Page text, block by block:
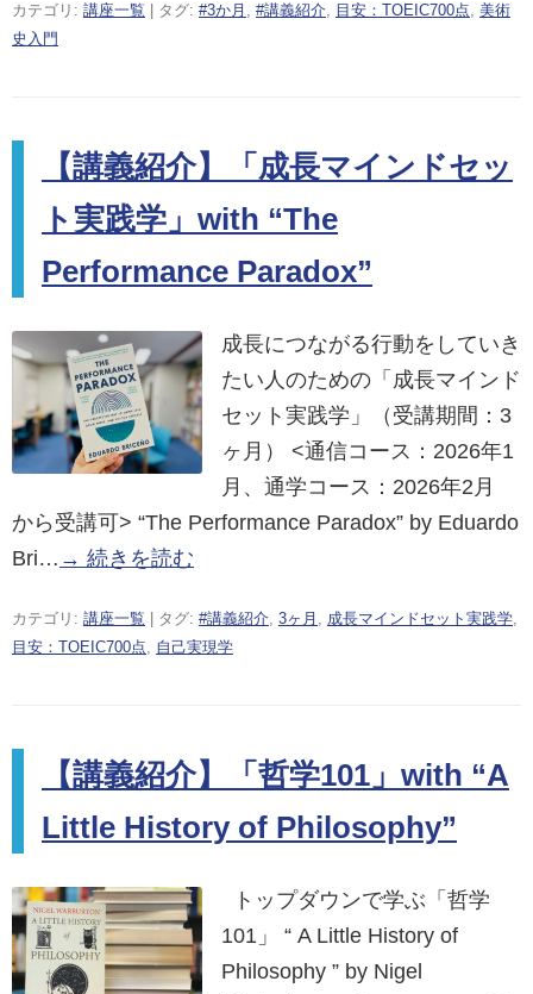
カテゴリ: 講座一覧 | タグ: #3か月 , #講義紹介, 目安：TOEIC700点, 美術
史入門
【講義紹介】「成長マインドセッ
ト実践学」with “The
Performance Paradox”
成長につながる行動をしていき
たい人のための「成長マインド
セット実践学」（受講期間：3
ヶ月） <通信コース：2026年1
月、通学コース：2026年2月
から受講可> “The Performance Paradox” by Eduardo
Bri… → 続きを読む
カテゴリ: 講座一覧 | タグ: #講義紹介, 3ヶ月 , 成長マインドセット実践学,
目安：TOEIC700点, 自己実現学
【講義紹介】「哲学101」with “A
Little History of Philosophy”
トップダウンで学ぶ「哲学
101」 “ A Little History of
Philosophy ” by Nigel